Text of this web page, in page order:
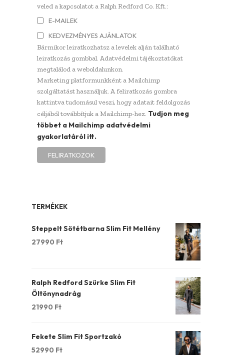
veled a kapcsolatot a Ralph Redford Co. Kft.:
E-MAILEK
KEDVEZMÉNYES AJÁNLATOK
Bármikor leiratkozhatsz a levelek alján található
leiratkozás gombbal. Adatvédelmi tájékoztatókat
megtalálod a weboldalunkon.
Marketing platformunkként a Mailchimp
szolgáltatást használjuk. A feliratkozás gombra
kattintva tudomásul veszi, hogy adatait feldolgozás
céljából továbbítjuk a Mailchimp-hez. Tudjon meg
többet a Mailchimp adatvédelmi
gyakorlatáról itt.
TERMÉKEK
Steppelt Sötétbarna Slim Fit Mellény
27990 Ft
Ralph Redford Szürke Slim Fit
Öltönynadrág
21990 Ft
Fekete Slim Fit Sportzakó
52990 Ft